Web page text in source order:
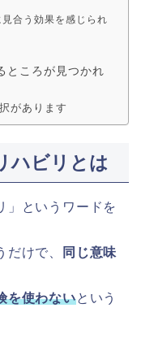
合う効果を感じられ
ところが見つかれ
があります
ハビリとは
」というワードを
けで、
同じ意味
を使わないという